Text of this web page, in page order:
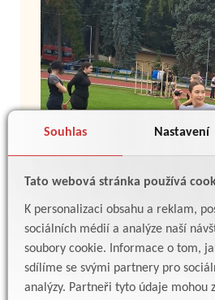
Souhlas Nastavení
Tato webová stránka používá
K personalizaci obsahu a reklam,
sociálních médií a analýze naší
soubory cookie. Informace o tom,
sdílíme se svými partnery pro
analýzy. Partneři tyto údaje mohou